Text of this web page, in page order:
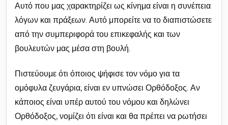
Αυτό που μας χαρακτηρίζει ως κίνημα είναι η συνέπεια
λόγων και πράξεων. Αυτό μπορείτε να το διαπιστώσετε
από την συμπεριφορά του επικεφαλής και των
βουλευτών μας μέσα στη βουλή.
Πιστεύουμε ότι όποιος ψήφισε τον νόμο για τα
ομόφυλα ζευγάρια, είναι εν υπνώσει Ορθόδοξος. Αν
κάποιος είναι υπέρ αυτού του νόμου και δηλώνει
Ορθόδοξος, νομίζει ότι είναι και θα πρέπει να ρωτήσει